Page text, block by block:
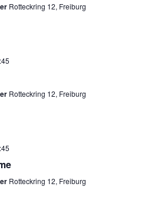
Rotteckring 12, Freiburg
Rotteckring 12, Freiburg
Rotteckring 12, Freiburg